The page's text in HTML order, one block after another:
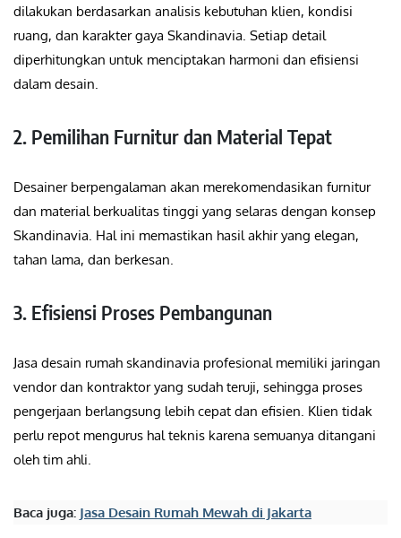
dilakukan berdasarkan analisis kebutuhan klien, kondisi
ruang, dan karakter gaya Skandinavia. Setiap detail
diperhitungkan untuk menciptakan harmoni dan efisiensi
dalam desain.
2. Pemilihan Furnitur dan Material Tepat
Desainer berpengalaman akan merekomendasikan furnitur
dan material berkualitas tinggi yang selaras dengan konsep
Skandinavia. Hal ini memastikan hasil akhir yang elegan,
tahan lama, dan berkesan.
3. Efisiensi Proses Pembangunan
Jasa desain rumah skandinavia profesional memiliki jaringan
vendor dan kontraktor yang sudah teruji, sehingga proses
pengerjaan berlangsung lebih cepat dan efisien. Klien tidak
perlu repot mengurus hal teknis karena semuanya ditangani
oleh tim ahli.
Baca juga: Jasa Desain Rumah Mewah di Jakarta